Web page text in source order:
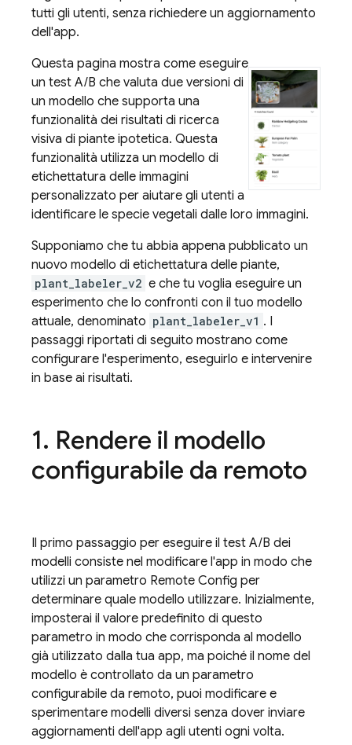
tutti gli utenti, senza richiedere un aggiornamento
dell'app.
Questa pagina mostra come eseguire
un test A/B che valuta due versioni di
un modello che supporta una
funzionalità dei risultati di ricerca
visiva di piante ipotetica. Questa
funzionalità utilizza un modello di
etichettatura delle immagini
personalizzato per aiutare gli utenti a
identificare le specie vegetali dalle loro immagini.
Supponiamo che tu abbia appena pubblicato un
nuovo modello di etichettatura delle piante,
plant_labeler_v2 e che tu voglia eseguire un
esperimento che lo confronti con il tuo modello
attuale, denominato plant_labeler_v1 . I
passaggi riportati di seguito mostrano come
configurare l'esperimento, eseguirlo e intervenire
in base ai risultati.
1. Rendere il modello
configurabile da remoto
Il primo passaggio per eseguire il test A/B dei
modelli consiste nel modificare l'app in modo che
utilizzi un parametro Remote Config per
determinare quale modello utilizzare. Inizialmente,
imposterai il valore predefinito di questo
parametro in modo che corrisponda al modello
già utilizzato dalla tua app, ma poiché il nome del
modello è controllato da un parametro
configurabile da remoto, puoi modificare e
sperimentare modelli diversi senza dover inviare
aggiornamenti dell'app agli utenti ogni volta.